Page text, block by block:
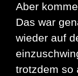
Aber
Das war
wieder auf
trotzdem so